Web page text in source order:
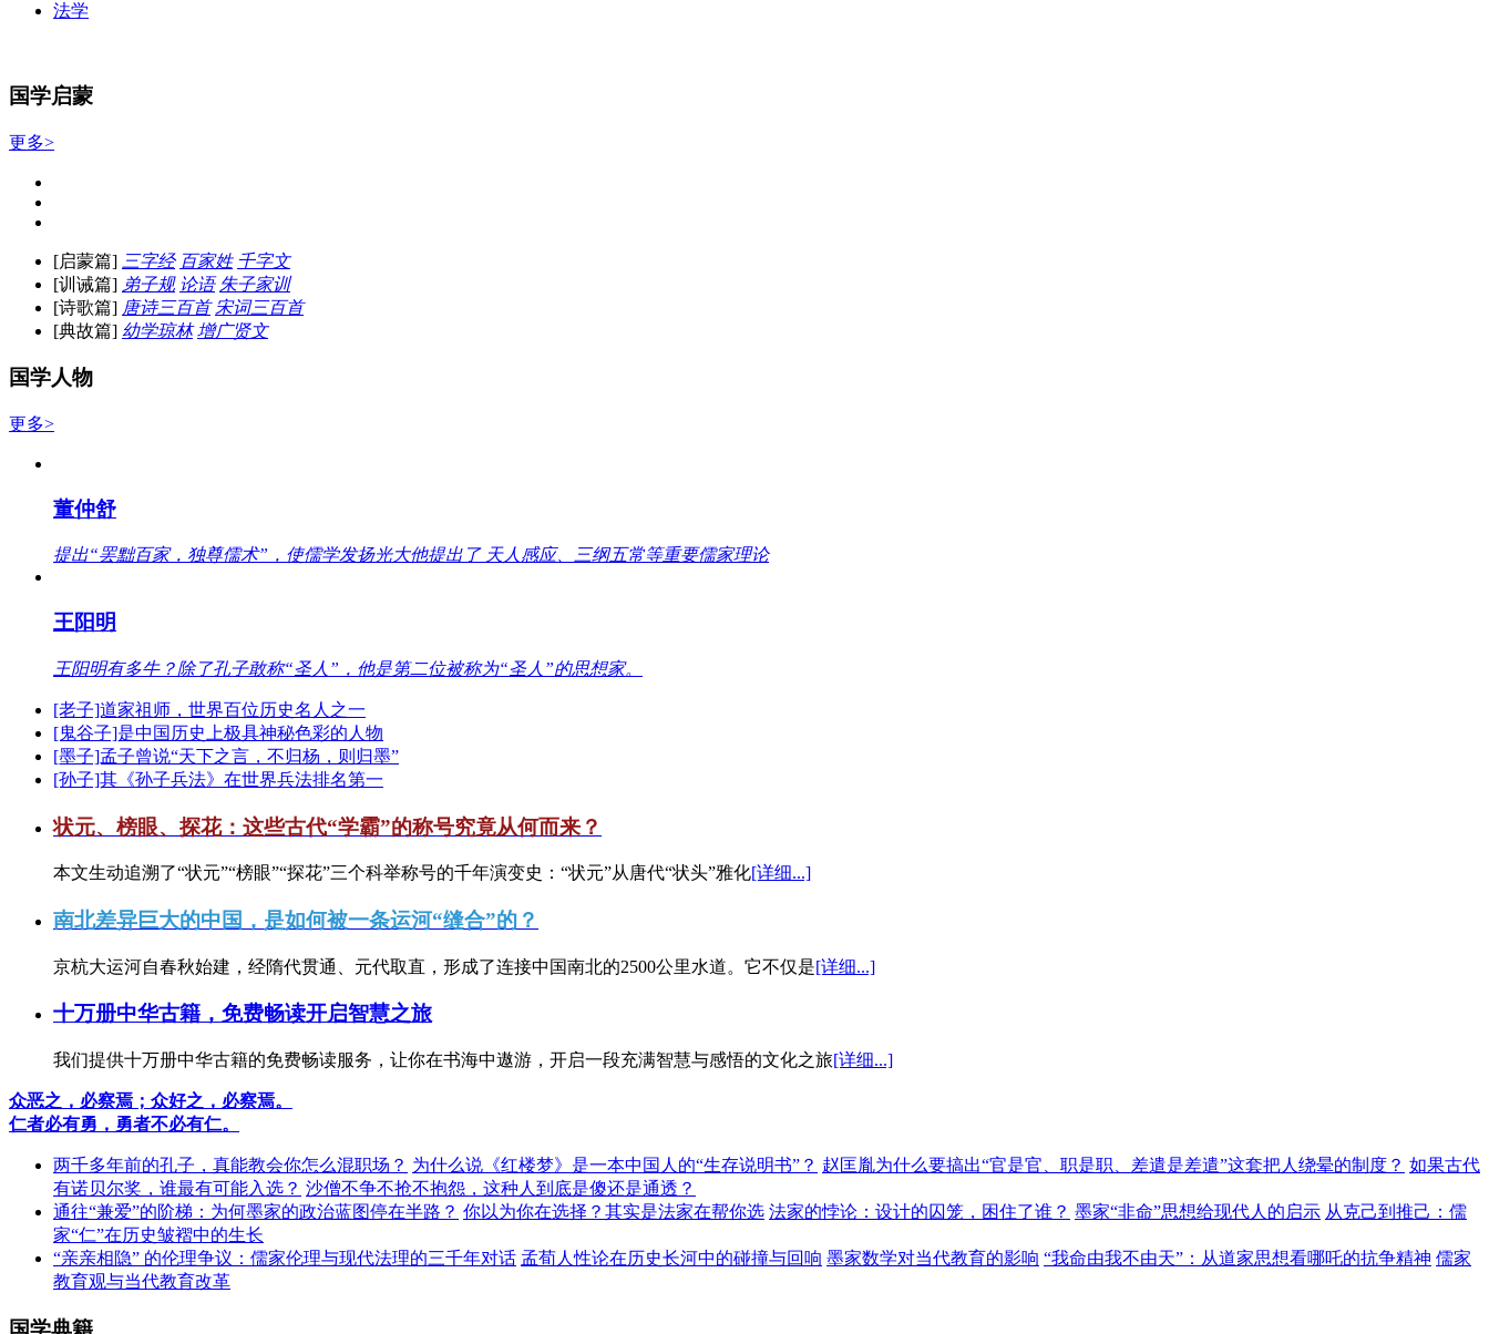
法学
国学启蒙
更多>
[启蒙篇] 三字经 百家姓 千字文
[训诫篇] 弟子规 论语 朱子家训
[诗歌篇] 唐诗三百首 宋词三百首
[典故篇] 幼学琼林 增广贤文
国学人物
更多>
董仲舒
提出“罢黜百家，独尊儒术”，使儒学发扬光大他提出了 天人感应、三纲五常等重要儒家理论
王阳明
王阳明有多牛？除了孔子敢称“圣人”，他是第二位被称为“圣人”的思想家。
[老子]道家祖师，世界百位历史名人之一
[鬼谷子]是中国历史上极具神秘色彩的人物
[墨子]孟子曾说“天下之言，不归杨，则归墨”
[孙子]其《孙子兵法》在世界兵法排名第一
状元、榜眼、探花：这些古代“学霸”的称号究竟从何而来？
本文生动追溯了“状元”“榜眼”“探花”三个科举称号的千年演变史：“状元”从唐代“状头”雅化[详细...]
南北差异巨大的中国，是如何被一条运河“缝合”的？
京杭大运河自春秋始建，经隋代贯通、元代取直，形成了连接中国南北的2500公里水道。它不仅是[详细...]
十万册中华古籍，免费畅读开启智慧之旅
我们提供十万册中华古籍的免费畅读服务，让你在书海中遨游，开启一段充满智慧与感悟的文化之旅[详细...]
众恶之，必察焉；众好之，必察焉。
仁者必有勇，勇者不必有仁。
两千多年前的孔子，真能教会你怎么混职场？ 为什么说《红楼梦》是一本中国人的“生存说明书”？ 赵匡胤为什么要搞出“官是官、职是职、差遣是差遣”这套把人绕晕的制度？ 如果古代
有诺贝尔奖，谁最有可能入选？ 沙僧不争不抢不抱怨，这种人到底是傻还是通透？
通往“兼爱”的阶梯：为何墨家的政治蓝图停在半路？ 你以为你在选择？其实是法家在帮你选 法家的悖论：设计的囚笼，困住了谁？ 墨家“非命”思想给现代人的启示 从克己到推己：儒
家“仁”在历史皱褶中的生长
“亲亲相隐” 的伦理争议：儒家伦理与现代法理的三千年对话 孟荀人性论在历史长河中的碰撞与回响 墨家数学对当代教育的影响 “我命由我不由天”：从道家思想看哪吒的抗争精神 儒家
教育观与当代教育改革
国学典籍